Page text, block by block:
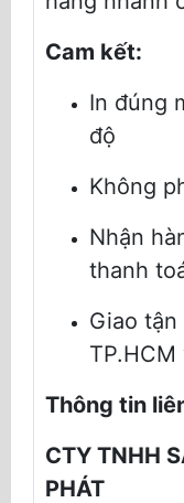
Cam kết:
In đúng
độ
Không
Nhận
thanh
Giao
Thông tin
CTY TNHH
PHÁT